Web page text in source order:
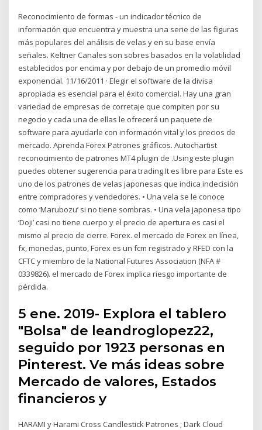
Reconocimiento de formas - un indicador técnico de
información que encuentra y muestra una serie de las figuras
más populares del análisis de velas y en su base envía
señales. Keltner Canales son sobres basados en la volatilidad
establecidos por encima y por debajo de un promedio móvil
exponencial. 11/16/2011 · Elegir el software de la divisa
apropiada es esencial para el éxito comercial. Hay una gran
variedad de empresas de corretaje que compiten por su
negocio y cada una de ellas le ofrecerá un paquete de
software para ayudarle con información vital y los precios de
mercado. Aprenda Forex Patrones gráficos. Autochartist
reconocimiento de patrones MT4 plugin de .Using este plugin
puedes obtener sugerencia para trading.It es libre para Este es
uno de los patrones de velas japonesas que indica indecisión
entre compradores y vendedores. • Una vela se le conoce
como ‘Marubozu’ si no tiene sombras. • Una vela japonesa tipo
‘Doji’ casi no tiene cuerpo y el precio de apertura es casi el
mismo al precio de cierre. Forex. el mercado de Forex en línea,
fx, monedas, punto, Forex es un fcm registrado y RFED con la
CFTC y miembro de la National Futures Association (NFA #
0339826). el mercado de Forex implica riesgo importante de
pérdida.
5 ene. 2019- Explora el tablero
"Bolsa" de leandroglopez22,
seguido por 1923 personas en
Pinterest. Ve más ideas sobre
Mercado de valores, Estados
financieros y
HARAMI y Harami Cross Candlestick Patrones ; Dark Cloud